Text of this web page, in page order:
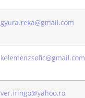
gyura.reka@gmail.com
kelemenzsofic@gmail.com
ver.iringo@yahoo.ro